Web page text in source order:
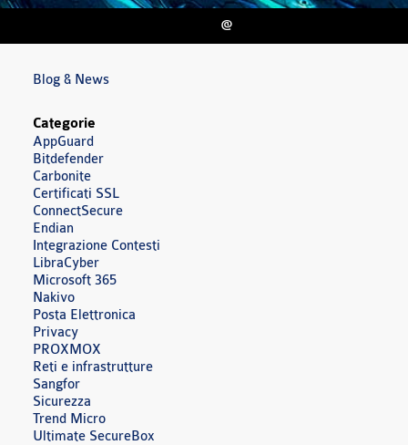
@
Blog & News
Categorie
AppGuard
Bitdefender
Carbonite
Certificati SSL
ConnectSecure
Endian
Integrazione Contesti
LibraCyber
Microsoft 365
Nakivo
Posta Elettronica
Privacy
PROXMOX
Reti e infrastrutture
Sangfor
Sicurezza
Trend Micro
Ultimate SecureBox